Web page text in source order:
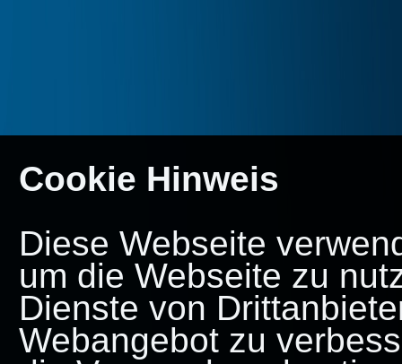
Cookie Hinweis
Diese Webseite
um die Webseite zu
Dienste von
Webangebot zu